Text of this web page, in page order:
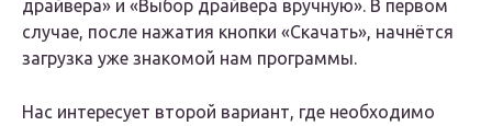
драйвера» и «Выбор драйвера вручную». В первом
случае, после нажатия кнопки «Скачать», начнётся
загрузка уже знакомой нам программы.
Нас интересует второй вариант, где необходимо